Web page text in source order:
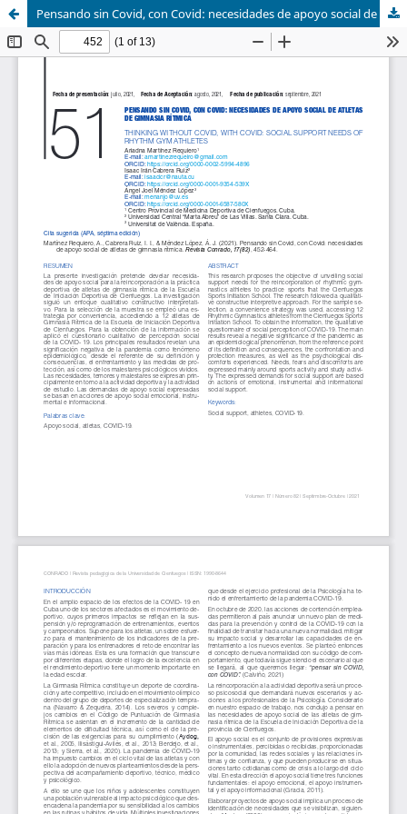
Pensando sin Covid, con Covid: necesidades de apoyo social de atletas de gimnasia rítmica